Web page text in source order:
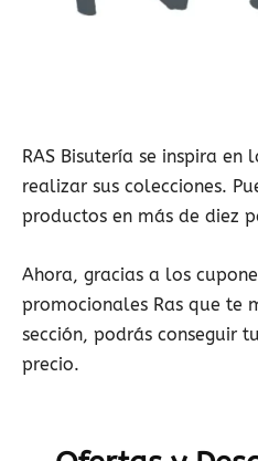
RAS Bisutería se inspira
realizar sus colecciones.
productos en más de diez
Ahora, gracias a los
promocionales Ras que te
sección, podrás conseguir
precio.